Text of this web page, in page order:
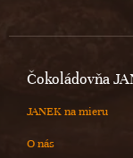
Čokoládovňa
JANEK na mieru
O nás